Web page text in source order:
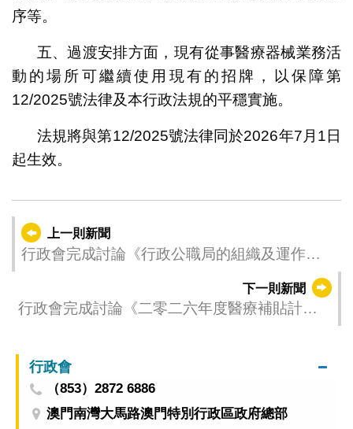
序等。
五、過渡安排方面，現有從事醫療器械業務活
動的場所可繼續使用現有的招牌，以保障第
12/2025號法律及本行政法規的平穩實施。
法規將與第12/2025號法律同於2026年7月1日
起生效。
上一則新聞
行政會完成討論《行政公職局的組織及運作》
下一則新聞
行政會完成討論《二零二六年度醫療補貼計
行政會
（853）2872 6886
澳門南灣大馬路澳門特別行政區政府總部